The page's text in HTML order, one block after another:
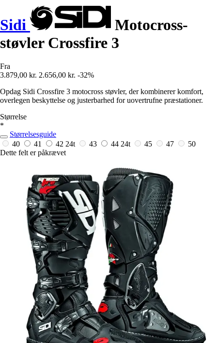
Sidi
Motocross-
støvler Crossfire 3
Fra
3.879,00 kr. 2.656,00 kr. -32%
Opdag Sidi Crossfire 3 motocross støvler, der kombinerer komfort,
overlegen beskyttelse og justerbarhed for uovertrufne præstationer.
Størrelse
*
Størrelsesguide
40
41 42 24t 43 44 24t 45 47
50
Dette felt er påkrævet